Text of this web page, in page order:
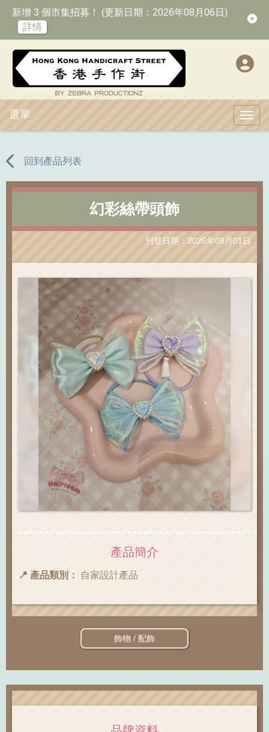
新增 3 個市集招募！ (更新日期：2026年08月06日)
詳情
選單
回到產品列表
幻彩絲帶頭飾
刊登日期：2026年08月01日
產品簡介
📍 產品類別： 自家設計產品
飾物 / 配飾